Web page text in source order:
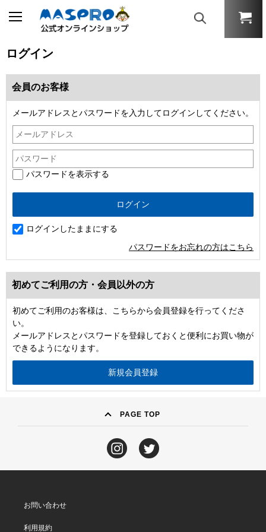
ログイン
会員のお客様
メールアドレスとパスワードを入力してログインしてください。
パスワードを表示する
ログインしたままにする
パスワードをお忘れの方はこちら
初めてご利用の方・会員以外の方
初めてご利用のお客様は、こちらから会員登録を行ってくださ
い。
メールアドレスとパスワードを登録しておくと便利にお買い物が
できるようになります。
PAGE TOP
お問い合わせ
利用規約